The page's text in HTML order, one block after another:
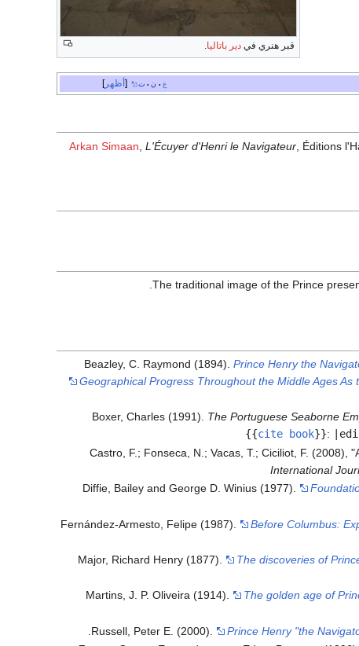
قبر هنري في دير باتاليا.
أظهر ع • ن • ت
Arkan Simaan L'Écuyer d'Henri le Navigateur, Éditions
The traditional image of the Prince
Beazley, C. Raymond (1894). Prince Henry the
Geographical Progress Throughout the Middle Ages As
Boxer, Charles (1991). The Portuguese Seaborne
{{cite book}}:
Castro, F.; Fonseca, N.; Vacas, T.; Ciciliot, F. (2008),
International
Diffie, Bailey and George D. Winius (1977).
Fernández-Armesto, Felipe (1987).
Before Columbus:
Major, Richard Henry (1877).
The discoveries of
Martins, J. P. Oliveira (1914).
The golden age of
Russell, Peter E. (2000).
Prince Henry "the